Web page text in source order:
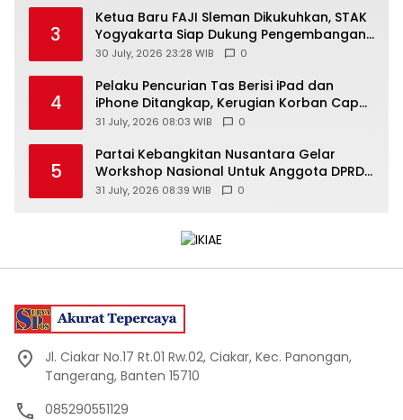
3
Ketua Baru FAJI Sleman Dikukuhkan, STAK
Yogyakarta Siap Dukung Pengembangan
Arung Jeram DIY
30 July, 2026 23:28 WIB 0
4
Pelaku Pencurian Tas Berisi iPad dan
iPhone Ditangkap, Kerugian Korban Capai
Rp25 Juta
31 July, 2026 08:03 WIB 0
5
Partai Kebangkitan Nusantara Gelar
Workshop Nasional Untuk Anggota DPRD
Kabupaten/Kota di Yogyakarta
31 July, 2026 08:39 WIB 0
Jl. Ciakar No.17 Rt.01 Rw.02, Ciakar, Kec. Panongan,
Tangerang, Banten 15710
085290551129